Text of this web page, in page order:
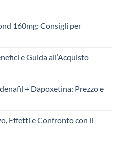
160mg: Consigli per
e Guida all’Acquisto
+ Dapoxetina: Prezzo e
Effetti e Confronto con il